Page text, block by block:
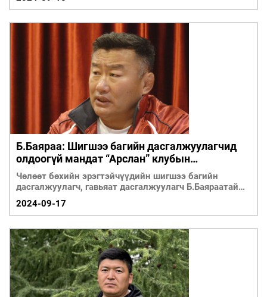
Б.Баяраа: Шигшээ багийн дасгалжуулагчид
олдоогүй мандат “Арслан” клубын
Б.Баттулгад л очсон
Чөлөөт бөхийн эрэгтэйчүүдийн шигшээ багийн
дасгалжуулагч, гавьяат дасгалжуулагч Б.Баяраатай
ярилцлаа.
2024-09-17